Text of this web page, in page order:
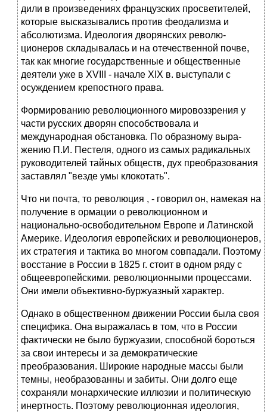
дили в произведениях французских просветителей,
которые высказыва­лись против феодализма и
абсолютизма. Идеология дворянских револю­
ционеров складывалась и на отечественной почве,
так как многие госу­дарственные и общественные
деятели уже в XVIII - начале XIX в. вы­ступали с
осуждением крепостного права.
Формированию революционного мировоззрения у
части русских дво­рян способствовала и
международная обстановка. По образному выра­
жению П.И. Пестеля, одного из самых радикальных
руководителей тайных обществ, дух преобразования
заставлял "везде умы клокотать".
Что ни почта, то революция , - говорил он, намекая на
получение в ормации о революционном и
национально-освободительном Европе и Латинской
Америке. Идеология европейских и революционеров,
их стратегия и тактика во многом совпадали. Поэтому
восстание в России в 1825 г. стоит в одном ряду с
общеевропейскими. революционными процессами.
Они имели объективно-буржуазный характер.
Однако в общественном движении России была своя
специфика. Она выражалась в том, что в России
фактически не было буржуазии, способной бороться
за свои интересы и за демократические
преобразования. Широкие народные массы были
темны, необразованны и забиты. Они долго еще
сохраняли монархические иллюзии и политическую
инертность. Поэтому революционная идеология,